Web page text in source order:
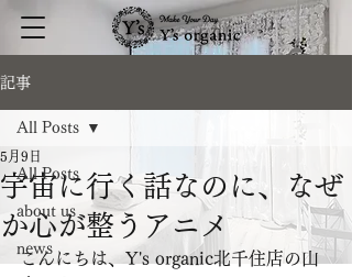
記事
All Posts
about us
news
All Posts
宇宙に行く話なのに、なぜ
か心が整うアニメ
5月9日
こんにちは、Y's organic北千住店の山